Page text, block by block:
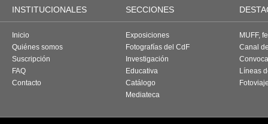
INSTITUCIONALES SECCIONES
Inicio
Quiénes somos
Suscripción
FAQ
Contacto
Exposiciones
Fotografías del CdF
Investigación
Educativa
Catálogo
Mediateca
MUFF,
Canal
Líneas